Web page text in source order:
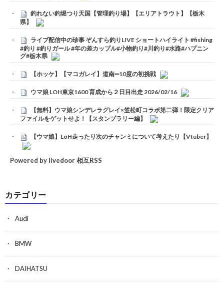
釣れない釣堀つり天国【管理釣り場】【エリアトラウト】【栃木
県】
ライブ配信中の珍事 ぞんすら釣りLIVE ショートハイライト #fishing
#釣り #釣りガール #年の差カップル#小物釣り#川釣り#水路#ハプニン
グ#栃木県
【ホッケ】【マコガレイ】道南➖10度の初挑戦
ウマ娘 LOH東京1600 育成から２日目出走 2026/02/16
【無料】ウマ娘シンデレラグレイ×笠松町コラボ第二弾！限定クリア
ファイルをゲットせよ！【スタンプラリー編】
【ウマ娘】LoH走ったり次のチャンミについて考えたり【Vtuber】
Powered by livedoor 相互RSS
カテゴリー
Audi
BMW
DAIHATSU